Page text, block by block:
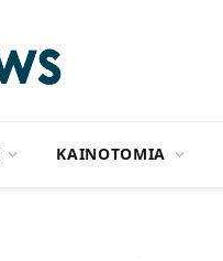
ΚΑΙΝΟΤΟΜΙΑ